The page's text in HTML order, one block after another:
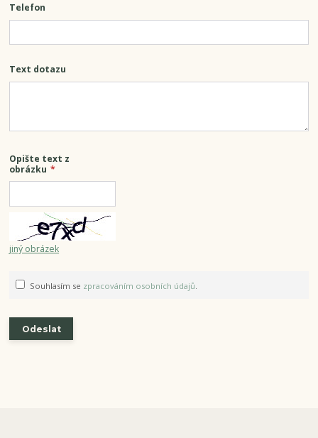
Telefon
Text dotazu
Opište text z
obrázku *
jiný obrázek
Souhlasím se zpracováním osobních údajů